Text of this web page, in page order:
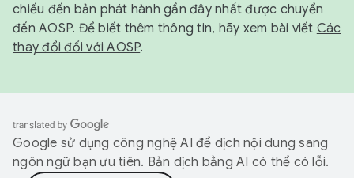
chiếu đến bản phát hành gần đây nhất được chuyển
đến AOSP. Để biết thêm thông tin, hãy xem bài viết Các
thay đổi đối với AOSP.
Google sử dụng công nghệ AI để dịch nội dung sang
ngôn ngữ bạn ưu tiên. Bản dịch bằng AI có thể có lỗi.